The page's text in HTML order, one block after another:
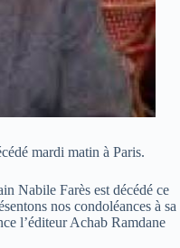
mardi matin à Paris.
Nabile Farès est décédé ce
nos condoléances à sa
l’éditeur Achab Ramdane